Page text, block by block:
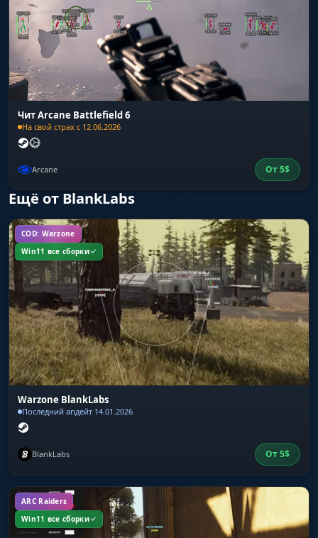
Чит Arcane Battlefield 6
На свой страх с 12.06.2026
Arcane От5$
Ещё от BlankLabs
COD: Warzone
Win11 все сборки
Warzone BlankLabs
Последний апдейт 14.01.2026
BlankLabs От5$
ARC Raiders
Win11 все сборки